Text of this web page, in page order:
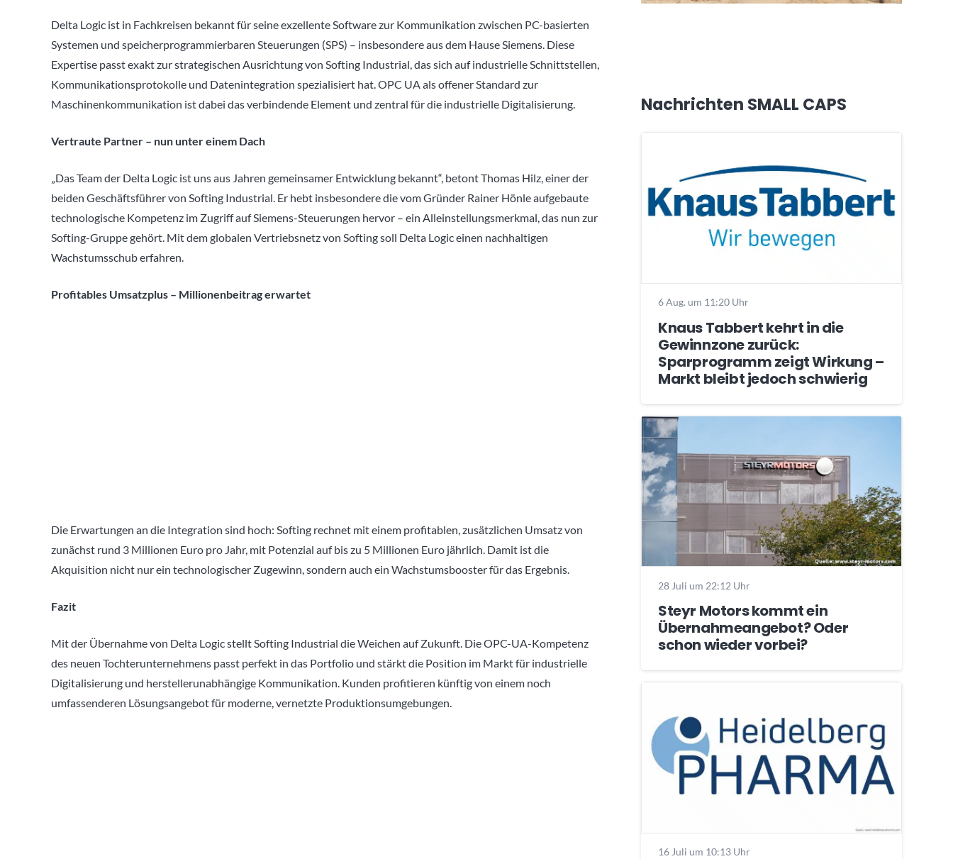
Delta Logic ist in Fachkreisen bekannt für seine exzellente Software zur Kommunikation zwischen PC-basierten
Systemen und speicherprogrammierbaren Steuerungen (SPS) – insbesondere aus dem Hause Siemens. Diese
Expertise passt exakt zur strategischen Ausrichtung von Softing Industrial, das sich auf industrielle Schnittstellen,
Kommunikationsprotokolle und Datenintegration spezialisiert hat. OPC UA als offener Standard zur
Maschinenkommunikation ist dabei das verbindende Element und zentral für die industrielle Digitalisierung.
Vertraute Partner – nun unter einem Dach
„Das Team der Delta Logic ist uns aus Jahren gemeinsamer Entwicklung bekannt“, betont Thomas Hilz, einer der
beiden Geschäftsführer von Softing Industrial. Er hebt insbesondere die vom Gründer Rainer Hönle aufgebaute
technologische Kompetenz im Zugriff auf Siemens-Steuerungen hervor – ein Alleinstellungsmerkmal, das nun zur
Softing-Gruppe gehört. Mit dem globalen Vertriebsnetz von Softing soll Delta Logic einen nachhaltigen
Wachstumsschub erfahren.
Profitables Umsatzplus – Millionenbeitrag erwartet
Die Erwartungen an die Integration sind hoch: Softing rechnet mit einem profitablen, zusätzlichen Umsatz von
zunächst rund 3 Millionen Euro pro Jahr, mit Potenzial auf bis zu 5 Millionen Euro jährlich. Damit ist die
Akquisition nicht nur ein technologischer Zugewinn, sondern auch ein Wachstumsbooster für das Ergebnis.
Fazit
Mit der Übernahme von Delta Logic stellt Softing Industrial die Weichen auf Zukunft. Die OPC-UA-Kompetenz
des neuen Tochterunternehmens passt perfekt in das Portfolio und stärkt die Position im Markt für industrielle
Digitalisierung und herstellerunabhängige Kommunikation. Kunden profitieren künftig von einem noch
umfassenderen Lösungsangebot für moderne, vernetzte Produktionsumgebungen.
Nachrichten SMALL CAPS
6 Aug. um 11:20 Uhr
Knaus Tabbert kehrt in die
Gewinnzone zurück:
Sparprogramm zeigt Wirkung –
Markt bleibt jedoch schwierig
28 Juli um 22:12 Uhr
Steyr Motors kommt ein
Übernahmeangebot? Oder
schon wieder vorbei?
16 Juli um 10:13 Uhr